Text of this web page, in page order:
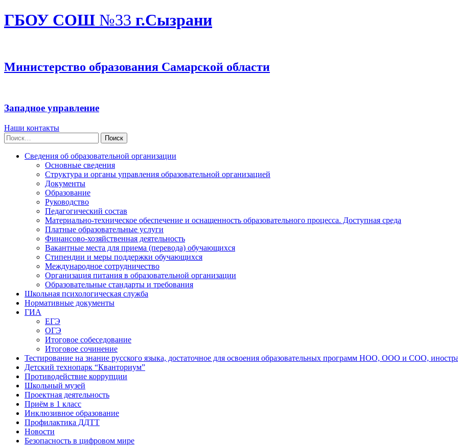
ГБОУ СОШ №33 г.Сызрани
Министерство образования Самарской области
Западное управление
Наши контакты
Найти:
Сведения об образовательной организации
Основные сведения
Структура и органы управления образовательной организацией
Документы
Образование
Руководство
Педагогический состав
Материально-техническое обеспечение и оснащенность образовательного процесса. Доступная среда
Платные образовательные услуги
Финансово-хозяйственная деятельность
Вакантные места для приема (перевода) обучающихся
Стипендии и меры поддержки обучающихся
Международное сотрудничество
Организация питания в образовательной организации
Образовательные стандарты и требования
Школьная психологическая служба
Нормативные документы
ГИА
ЕГЭ
ОГЭ
Итоговое собеседование
Итоговое сочинение
Тестирование на знание русского языка, достаточное для освоения образовательных программ НОО, ООО и СОО,
Детский технопарк “Кванториум”
Противодействие коррупции
Школьный музей
Проектная деятельность
Приём в 1 класс
Инклюзивное образование
Профилактика ДДТТ
Новости
Безопасность в цифровом мире